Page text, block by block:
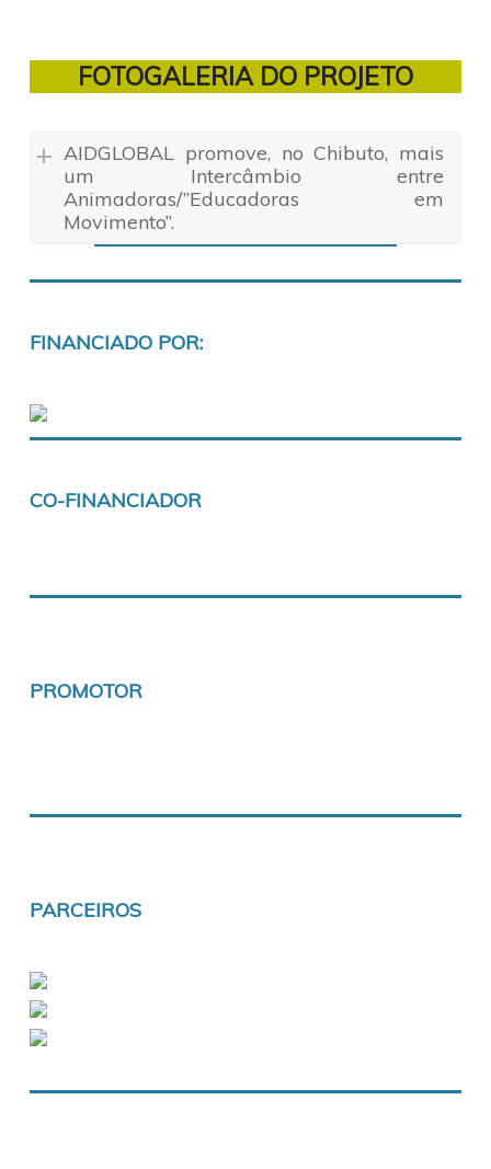
FOTOGALERIA DO PROJETO
AIDGLOBAL promove, no Chibuto, mais
um Intercâmbio entre
Animadoras/”Educadoras em
Movimento”.
FINANCIADO POR:
CO-FINANCIADOR
PROMOTOR
PARCEIROS